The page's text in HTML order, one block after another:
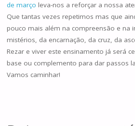
de março leva-nos a reforçar a nossa
Que tantas vezes repetimos mas que
pouco mais além na compreensão e na
mistérios, da encarnação, da cruz, da
Rezar e viver este ensinamento já será
base ou complemento para dar passos
Vamos caminhar!